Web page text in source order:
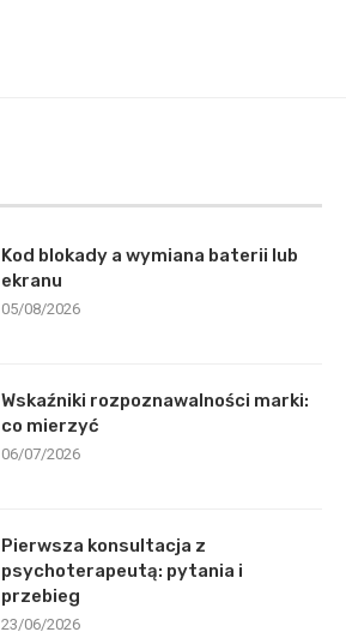
Kod blokady a wymiana baterii lub
ekranu
05/08/2026
Wskaźniki rozpoznawalności marki:
co mierzyć
06/07/2026
Pierwsza konsultacja z
psychoterapeutą: pytania i
przebieg
23/06/2026